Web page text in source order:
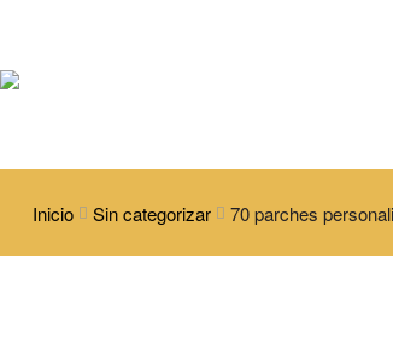
Inicio Sin categorizar 70 parches